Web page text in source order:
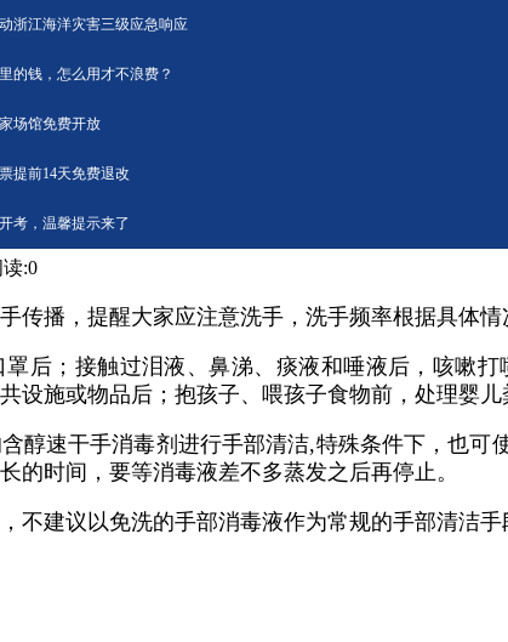
浙江海洋灾害三级应急响应
的钱，怎么用才不浪费？
场馆免费开放
提前14天免费退改
考，温馨提示来了
知识｜什么时候需要洗手？
读:0
传播，提醒大家应注意洗手，洗手频率根据具体情
后；接触过泪液、鼻涕、痰液和唾液后，咳嗽
设施或物品后；抱孩子、喂孩子食物前，处理婴儿
醇速干手消毒剂进行手部清洁,特殊条件下，也
的时间，要等消毒液差不多蒸发之后再停止。
不建议以免洗的手部消毒液作为常规的手部清洁